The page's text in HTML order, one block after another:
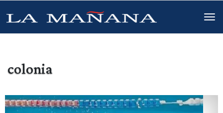
colonia